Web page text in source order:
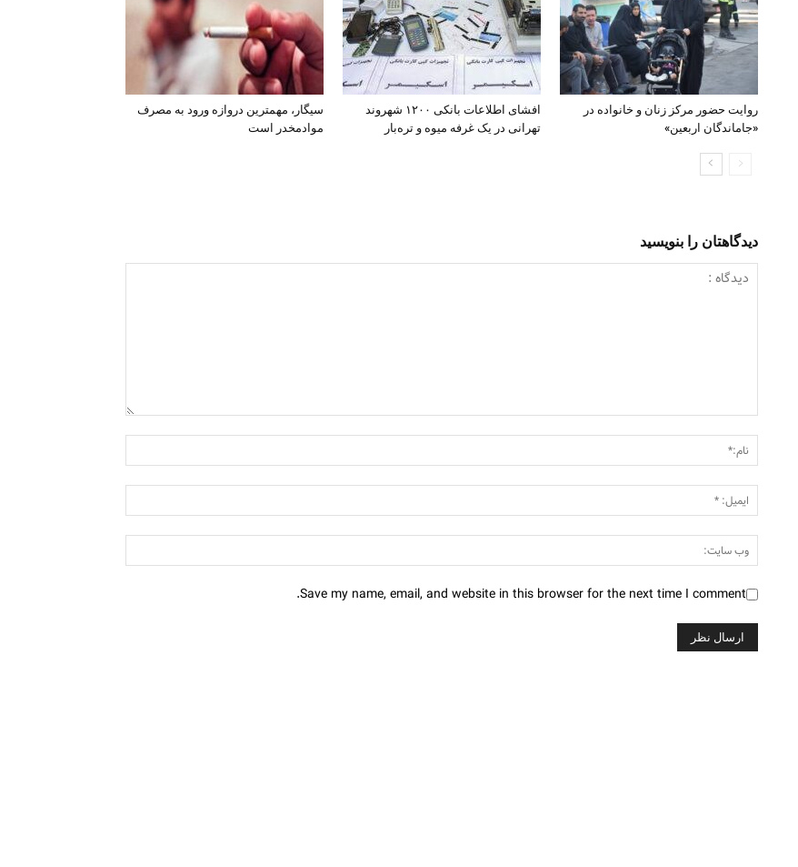
سیگار، مهمترین دروازه ورود به مصرف
موادمخدر است
افشای اطلاعات بانکی ۱۲۰۰ شهروند
تهرانی در یک غرفه میوه و تره‌بار
روایت حضور مرکز زنان و خانواده در
«جاماندگان اربعین»
دیدگاهتان را بنویسید
Save my name, email, and website in this browser for the next time I comment.